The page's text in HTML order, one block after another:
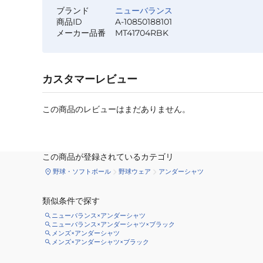
ブランド
ニューバランス
商品ID
A-10850188101
メーカー品番
MT41704RBK
カスタマーレビュー
この商品のレビューはまだありません。
この商品が登録されているカテゴリ
野球・ソフトボール 野球ウェア アンダーシャツ
類似条件で探す
ニューバランス×アンダーシャツ
ニューバランス×アンダーシャツ×ブラック
メンズ×アンダーシャツ
メンズ×アンダーシャツ×ブラック